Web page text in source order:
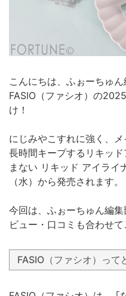
こんにちは、ふぉーちゅん
FASIO（ファシオ）の
け！
にじみやこすれに強く、
長時間キープするリキッ
まない リキッド アイライ
（水）から発売されます。
今回は、ふぉーちゅん編
ビュー・口コミも合わせて
FASIO（ファシオ）って